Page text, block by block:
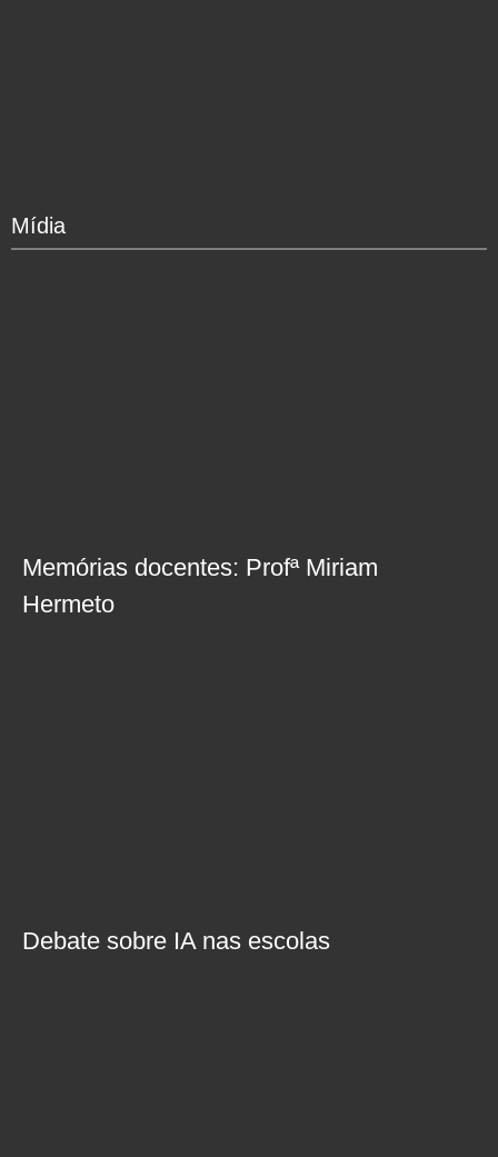
Mídia
Memórias docentes: Profª Miriam
Hermeto
Debate sobre IA nas escolas